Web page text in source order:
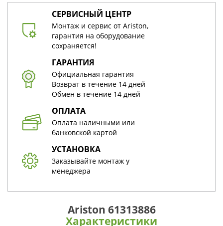
СЕРВИСНЫЙ ЦЕНТР
Монтаж и сервис от Ariston,
гарантия на оборудование
сохраняется!
ГАРАНТИЯ
Официальная гарантия
Возврат в течение 14 дней
Обмен в течение 14 дней
ОПЛАТА
Оплата наличными или
банковской картой
УСТАНОВКА
Заказывайте монтаж у
менеджера
Ariston 61313886
Характеристики